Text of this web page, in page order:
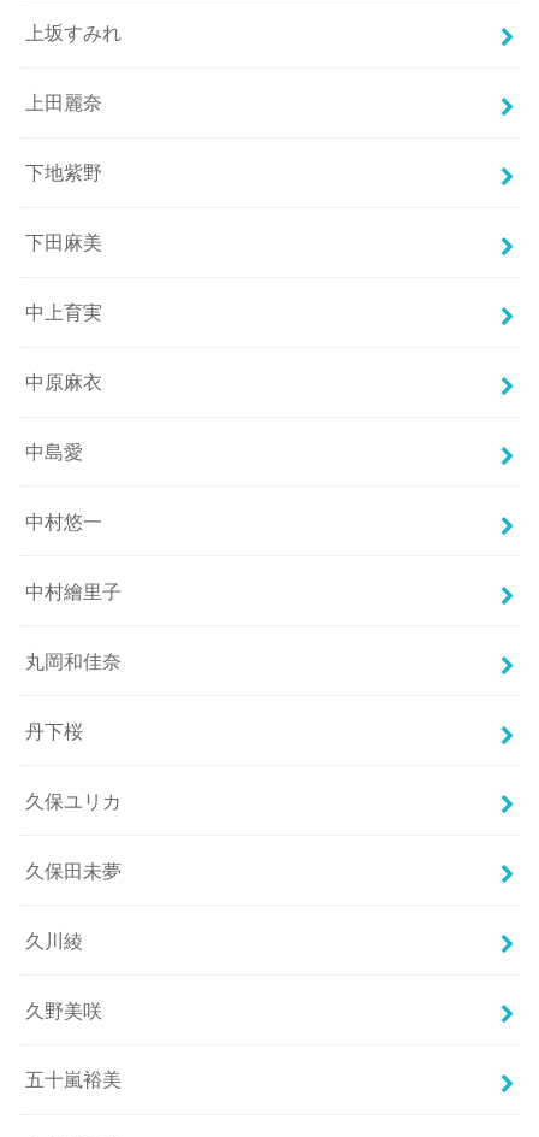
上坂すみれ
上田麗奈
下地紫野
下田麻美
中上育実
中原麻衣
中島愛
中村悠一
中村繪里子
丸岡和佳奈
丹下桜
久保ユリカ
久保田未夢
久川綾
久野美咲
五十嵐裕美